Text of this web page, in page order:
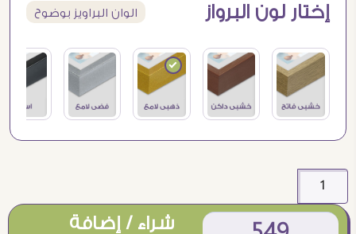
إختار لون البرواز الوان البراويز بوضوح
شراء / إضافة